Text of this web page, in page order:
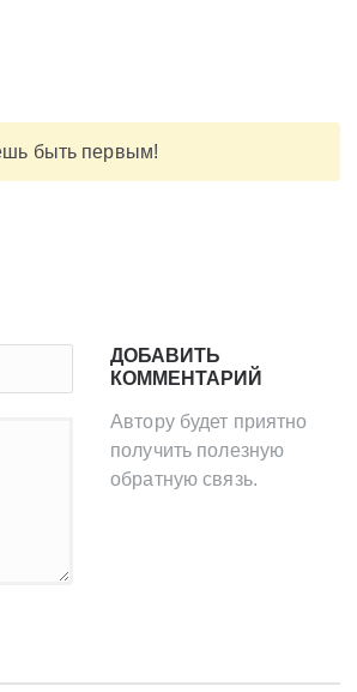
быть первым!
ДОБАВИТЬ
КОММЕНТАРИЙ
Автору будет приятно
получить полезную
обратную связь.